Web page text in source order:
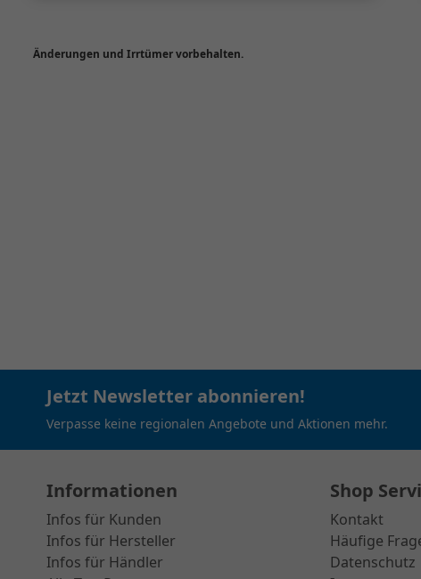
Änderungen und Irrtümer vorbehalten.
Jetzt Newsletter abonnieren!
Verpasse keine regionalen Angebote und Aktionen mehr.
Informationen
Infos für Kunden
Infos für Hersteller
Infos für Händler
Shop
Kontakt
Häufige
Datenschutz